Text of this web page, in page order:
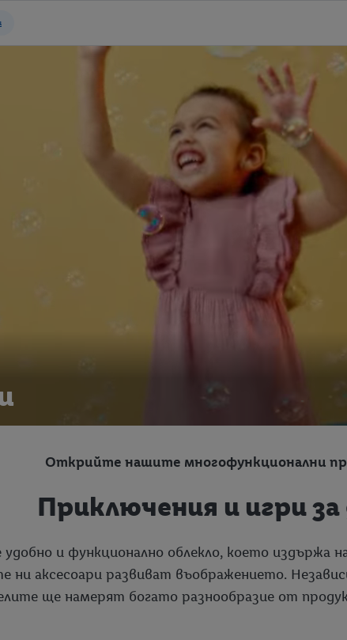
Открийте нашите многофункционални
Приключения и игри за
и функционално облекло, което издържа
ни аксесоари развиват въображението.
ще намерят богато разнообразие от